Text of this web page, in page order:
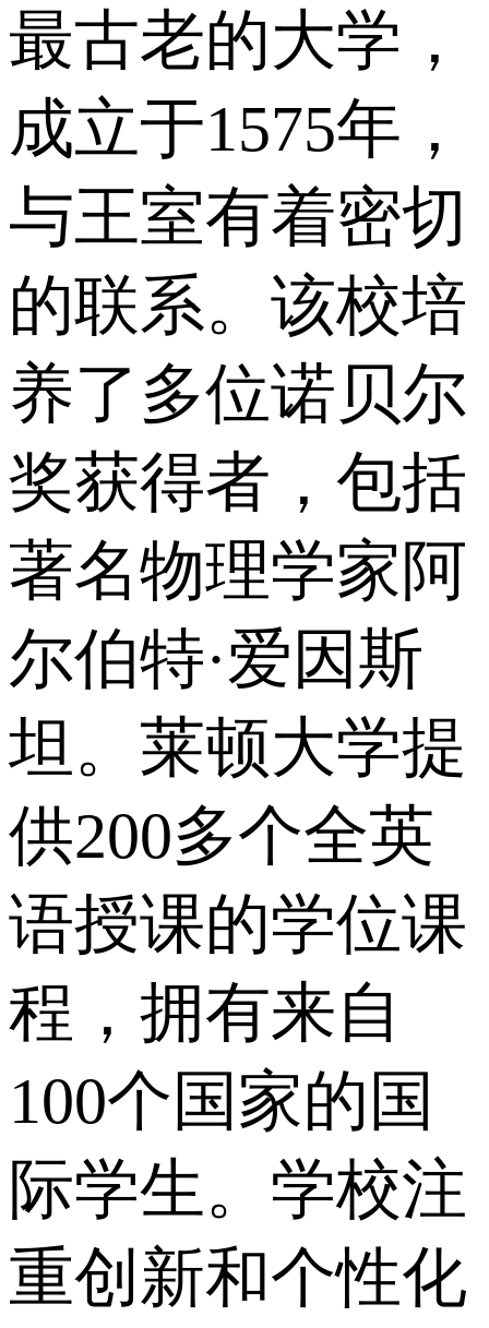
最古老的大学，
成立于1575年，
与王室有着密切
的联系。该校培
养了多位诺贝尔
奖获得者，包括
著名物理学家阿
尔伯特·爱因斯
坦。莱顿大学提
供200多个全英
语授课的学位课
程，拥有来自
100个国家的国
际学生。学校注
重创新和个性化